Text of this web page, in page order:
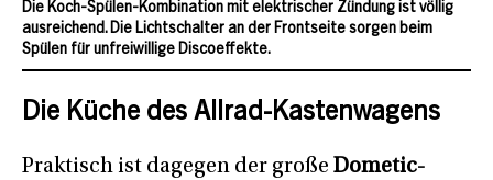
Die Koch-Spülen-Kombination mit elektrischer Zündung ist völlig
ausreichend. Die Lichtschalter an der Frontseite sorgen beim
Spülen für unfreiwillige Discoeffekte.
Die Küche des Allrad-Kastenwagens
Praktisch ist dagegen der große Dometic-